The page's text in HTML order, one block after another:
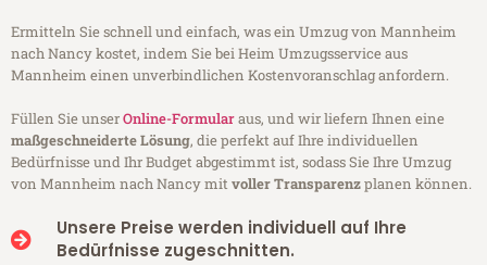
Ermitteln Sie schnell und einfach, was ein Umzug von Mannheim
nach Nancy kostet, indem Sie bei Heim Umzugsservice aus
Mannheim einen unverbindlichen Kostenvoranschlag anfordern.
Füllen Sie unserOnline-Formularaus, und wir liefern Ihnen eine
maßgeschneiderte Lösung, die perfekt auf Ihre individuellen
Bedürfnisse und Ihr Budget abgestimmt ist, sodass Sie Ihre Umzug
von Mannheim nach Nancy mitvoller Transparenzplanen können.
Unsere Preise werden individuell auf Ihre
Bedürfnisse zugeschnitten.